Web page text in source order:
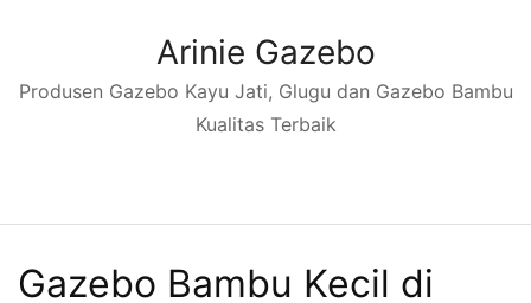
Arinie Gazebo
Produsen Gazebo Kayu Jati, Glugu dan Gazebo Bambu
Kualitas Terbaik
Gazebo Bambu Kecil di